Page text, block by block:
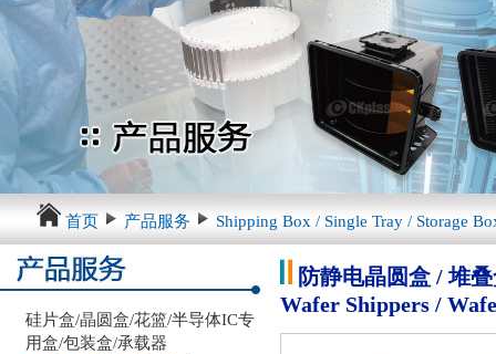
首页 产品服务 Shipping Box / Single Tray / Storage
硅片盒/晶圆盒/花篮/半导体IC专
用盒/包装盒/承载器
防静电晶圆盒 / 堆
Wafer Shippers /